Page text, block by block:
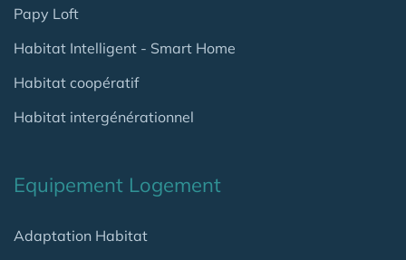
Papy Loft
Habitat Intelligent - Smart Home
Habitat coopératif
Habitat intergénérationnel
Equipement Logement
Adaptation Habitat